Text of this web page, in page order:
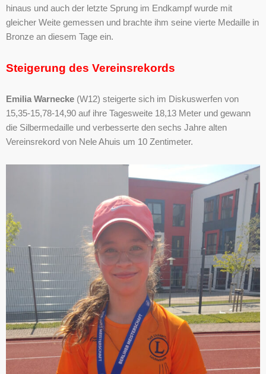
hinaus und auch der letzte Sprung im Endkampf wurde mit
gleicher Weite gemessen und brachte ihm seine vierte Medaille in
Bronze an diesem Tage ein.
Steigerung des Vereinsrekords
Emilia Warnecke (W12) steigerte sich im Diskuswerfen von
15,35-15,78-14,90 auf ihre Tagesweite 18,13 Meter und gewann
die Silbermedaille und verbesserte den sechs Jahre alten
Vereinsrekord von Nele Ahuis um 10 Zentimeter.